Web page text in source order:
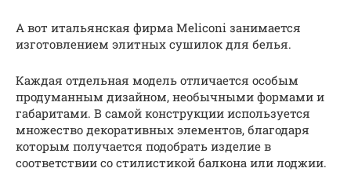
А вот итальянская фирма Meliconi занимается
изготовлением элитных сушилок для белья.
Каждая отдельная модель отличается особым
продуманным дизайном, необычными формами и
габаритами. В самой конструкции используется
множество декоративных элементов, благодаря
которым получается подобрать изделие в
соответствии со стилистикой балкона или лоджии.